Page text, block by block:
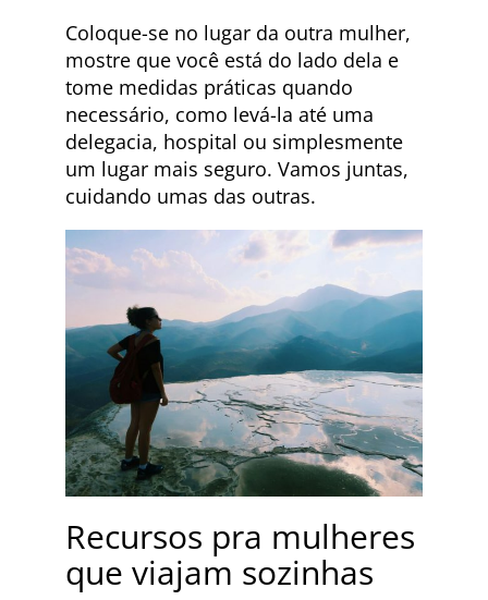
Coloque-se no lugar da outra mulher,
mostre que você está do lado dela e
tome medidas práticas quando
necessário, como levá-la até uma
delegacia, hospital ou simplesmente
um lugar mais seguro. Vamos juntas,
cuidando umas das outras.
Recursos pra mulheres
que viajam sozinhas